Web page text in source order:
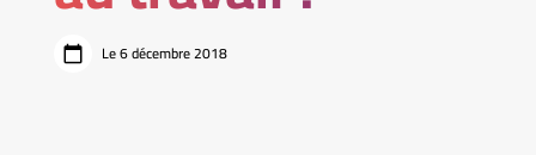
Le 6 décembre 2018